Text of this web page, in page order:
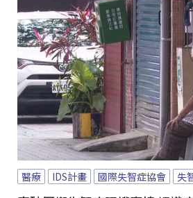
醫療 IDS計畫 國際失智症協會 失